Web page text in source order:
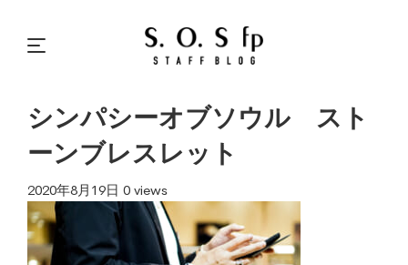
シンパシーオブソウル スト
ーンブレスレット
2020年8月19日 0 views